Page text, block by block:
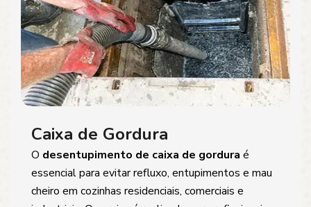
Caixa de Gordura
O desentupimento de caixa de gordura é
essencial para evitar refluxo, entupimentos e mau
cheiro em cozinhas residenciais, comerciais e